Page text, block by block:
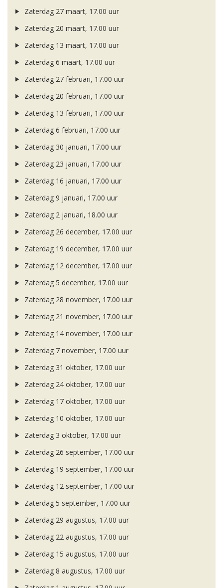
Zaterdag 27 maart, 17.00 uur
Zaterdag 20 maart, 17.00 uur
Zaterdag 13 maart, 17.00 uur
Zaterdag 6 maart, 17.00 uur
Zaterdag 27 februari, 17.00 uur
Zaterdag 20 februari, 17.00 uur
Zaterdag 13 februari, 17.00 uur
Zaterdag 6 februari, 17.00 uur
Zaterdag 30 januari, 17.00 uur
Zaterdag 23 januari, 17.00 uur
Zaterdag 16 januari, 17.00 uur
Zaterdag 9 januari, 17.00 uur
Zaterdag 2 januari, 18.00 uur
Zaterdag 26 december, 17.00 uur
Zaterdag 19 december, 17.00 uur
Zaterdag 12 december, 17.00 uur
Zaterdag 5 december, 17.00 uur
Zaterdag 28 november, 17.00 uur
Zaterdag 21 november, 17.00 uur
Zaterdag 14 november, 17.00 uur
Zaterdag 7 november, 17.00 uur
Zaterdag 31 oktober, 17.00 uur
Zaterdag 24 oktober, 17.00 uur
Zaterdag 17 oktober, 17.00 uur
Zaterdag 10 oktober, 17.00 uur
Zaterdag 3 oktober, 17.00 uur
Zaterdag 26 september, 17.00 uur
Zaterdag 19 september, 17.00 uur
Zaterdag 12 september, 17.00 uur
Zaterdag 5 september, 17.00 uur
Zaterdag 29 augustus, 17.00 uur
Zaterdag 22 augustus, 17.00 uur
Zaterdag 15 augustus, 17.00 uur
Zaterdag 8 augustus, 17.00 uur